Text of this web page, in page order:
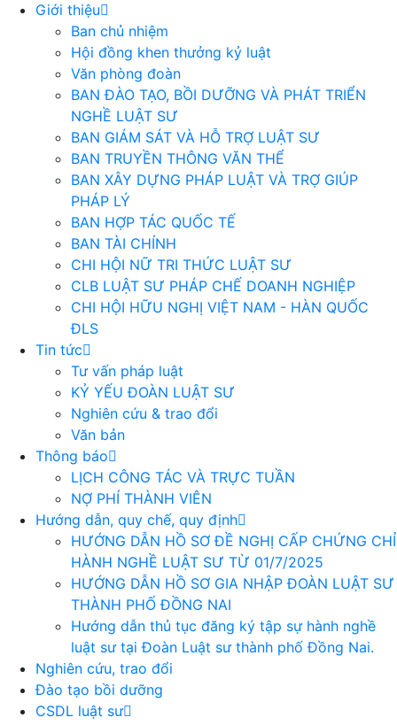
Giới thiệu
Ban chủ nhiệm
Hội đồng khen thưởng kỷ luật
Văn phòng đoàn
BAN ĐÀO TẠO, BỒI DƯỠNG VÀ PHÁT TRIỂN
NGHỀ LUẬT SƯ
BAN GIÁM SÁT VÀ HỖ TRỢ LUẬT SƯ
BAN TRUYỀN THÔNG VĂN THỂ
BAN XÂY DỰNG PHÁP LUẬT VÀ TRỢ GIÚP
PHÁP LÝ
BAN HỢP TÁC QUỐC TẾ
BAN TÀI CHÍNH
CHI HỘI NỮ TRI THỨC LUẬT SƯ
CLB LUẬT SƯ PHÁP CHẾ DOANH NGHIỆP
CHI HỘI HỮU NGHỊ VIỆT NAM - HÀN QUỐC
ĐLS
Tin tức
Tư vấn pháp luật
KỶ YẾU ĐOÀN LUẬT SƯ
Nghiên cứu & trao đổi
Văn bản
Thông báo
LỊCH CÔNG TÁC VÀ TRỰC TUẦN
NỢ PHÍ THÀNH VIÊN
Hướng dẫn, quy chế, quy định
HƯỚNG DẪN HỒ SƠ ĐỀ NGHỊ CẤP CHỨNG CHỈ
HÀNH NGHỀ LUẬT SƯ TỪ 01/7/2025
HƯỚNG DẪN HỒ SƠ GIA NHẬP ĐOÀN LUẬT SƯ
THÀNH PHỐ ĐỒNG NAI
Hướng dẫn thủ tục đăng ký tập sự hành nghề
luật sư tại Đoàn Luật sư thành phố Đồng Nai.
Nghiên cứu, trao đổi
Đào tạo bồi dưỡng
CSDL luật sư